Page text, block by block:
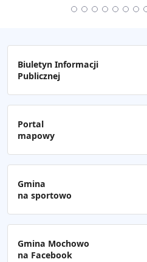
Biuletyn Informacji
Publicznej
Portal
mapowy
Gmina
na sportowo
Gmina Mochowo
na Facebook